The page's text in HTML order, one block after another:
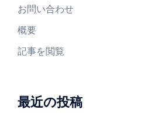
お問い合わせ
概要
記事を閲覧
最近の投稿